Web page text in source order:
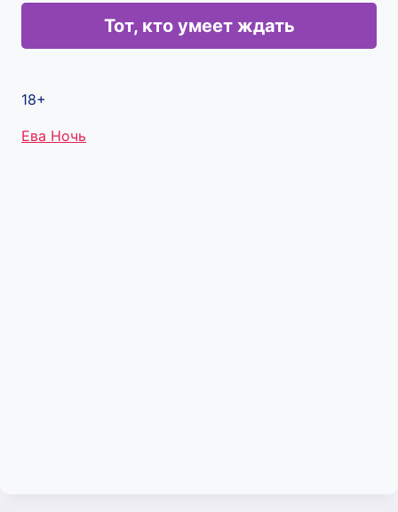
Тот, кто умеет ждать
18+
Метки
Ева Ночь